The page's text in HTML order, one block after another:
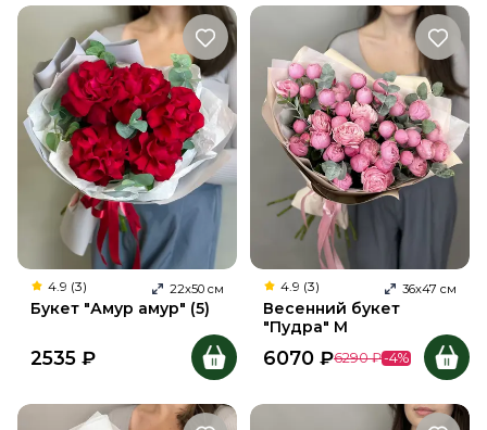
4.9 (3) 22х50 см
Букет "Амур амур" (5)
2535 ₽
4.9 (3) 36х47 см
Весенний букет
"Пудра" M
6070 ₽6290 ₽-4%